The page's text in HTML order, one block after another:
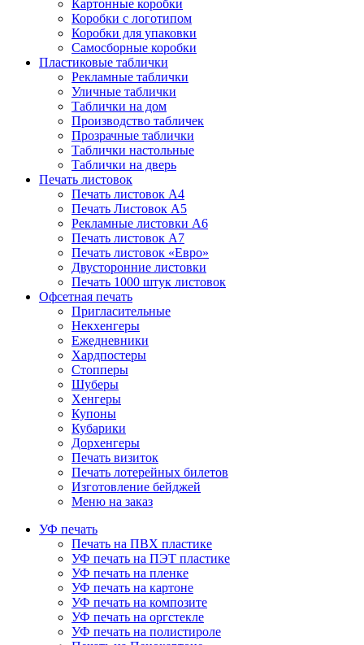
Картонные коробки
Коробки с логотипом
Коробки для упаковки
Самосборные коробки
Пластиковые таблички
Рекламные таблички
Уличные таблички
Таблички на дом
Производство табличек
Прозрачные таблички
Таблички настольные
Таблички на дверь
Печать листовок
Печать листовок А4
Печать Листовок А5
Рекламные листовки А6
Печать листовок А7
Печать листовок «Евро»
Двусторонние листовки
Печать 1000 штук листовок
Офсетная печать
Пригласительные
Некхенгеры
Ежедневники
Хардпостеры
Стопперы
Шуберы
Хенгеры
Купоны
Кубарики
Дорхенгеры
Печать визиток
Печать лотерейных билетов
Изготовление бейджей
Меню на заказ
УФ печать
Печать на ПВХ пластике
УФ печать на ПЭТ пластике
УФ печать на пленке
УФ печать на картоне
УФ печать на композите
УФ печать на оргстекле
УФ печать на полистироле